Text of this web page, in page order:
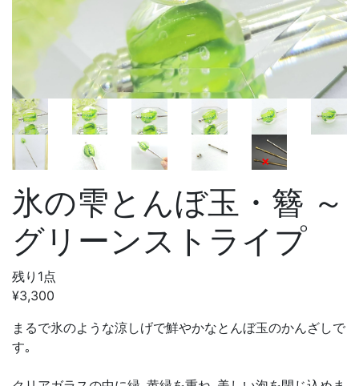
氷の雫とんぼ玉・簪 ～
グリーンストライプ
残り1点
¥3,300
まるで氷のような涼しげで鮮やかなとんぼ玉のかんざしで
す｡